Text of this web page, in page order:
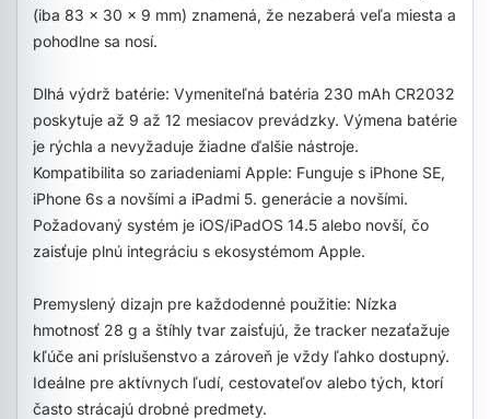
(iba 83 × 30 × 9 mm) znamená, že nezaberá veľa miesta a
pohodlne sa nosí.
Dlhá výdrž batérie: Vymeniteľná batéria 230 mAh CR2032
poskytuje až 9 až 12 mesiacov prevádzky. Výmena batérie
je rýchla a nevyžaduje žiadne ďalšie nástroje.
Kompatibilita so zariadeniami Apple: Funguje s iPhone SE,
iPhone 6s a novšími a iPadmi 5. generácie a novšími.
Požadovaný systém je iOS/iPadOS 14.5 alebo novší, čo
zaisťuje plnú integráciu s ekosystémom Apple.
Premyslený dizajn pre každodenné použitie: Nízka
hmotnosť 28 g a štíhly tvar zaisťujú, že tracker nezaťažuje
kľúče ani príslušenstvo a zároveň je vždy ľahko dostupný.
Ideálne pre aktívnych ľudí, cestovateľov alebo tých, ktorí
často strácajú drobné predmety.